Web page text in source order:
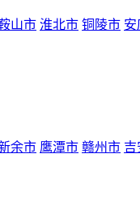
山市 淮北市 铜陵市 安
余市 鹰潭市 赣州市 吉